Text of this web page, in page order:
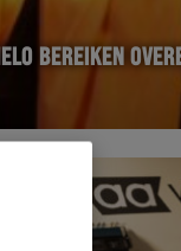
BEREIKEN